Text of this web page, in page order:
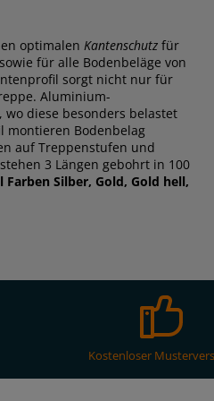
optimalen Kantenschutz für
für alle Bodenbeläge von
sorgt nicht nur für
Aluminium-
diese besonders belastet
montieren Bodenbelag
auf Treppenstufen und
3 Längen gebohrt in 100
Silber, Gold, Gold hell,
Kostenloser